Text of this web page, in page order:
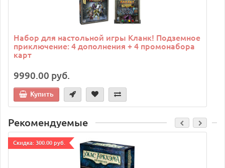
Набор для настольной игры Кланк! Подземное
приключение: 4 дополнения + 4 промонабора
карт
9990.00 руб.
Купить
Рекомендуемые
Cкидка: 300.00 руб.